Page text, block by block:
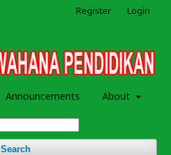
Announcements About
Search
Register Login